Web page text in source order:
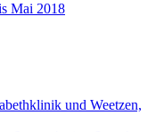
Mai 2018
und Weetzen,